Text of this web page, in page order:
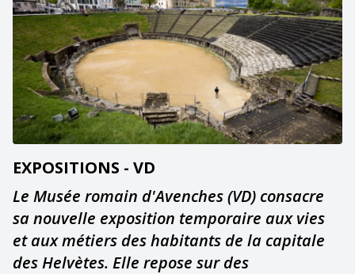
EXPOSITIONS - VD
Le Musée romain d'Avenches (VD) consacre
sa nouvelle exposition temporaire aux vies
et aux métiers des habitants de la capitale
des Helvètes. Elle repose sur des